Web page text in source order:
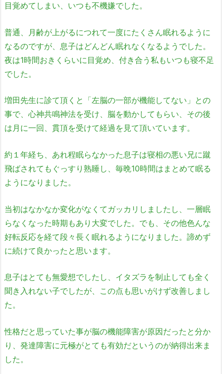
目覚めてしまい、いつも不機嫌でした。
普通、月齢が上がるにつれて一度にたくさん眠れるように
なるのですが、息子はどんどん眠れなくなるようでした。
夜は1時間おきくらいに目覚め、付き合う私もいつも寝不足
でした。
増田先生に診て頂くと「左脳の一部が機能してない」との
事で、心神共鳴神法を受け、脳を動かしてもらい、その後
は月に一回、貫頂を受けて経過を見て頂いています。
約１年経ち、あれ程眠らなかった息子は寝相の悪い兄に蹴
飛ばされてもぐっすり熟睡し、毎晩10時間はまとめて眠る
ようになりました。
当初はなかなか変化がなくてガッカリしましたし、一層眠
らなくなった時期もあり大変でした。でも、その他色んな
好転反応を経て段々長く眠れるようになりました。諦めず
に続けて良かったと思います。
息子はとても無愛想でしたし、イタズラを制止しても全く
聞き入れない子でしたが、この点も思いがけず改善しまし
た。
性格だと思っていた事が脳の機能障害が原因だったと分か
り、発達障害に元極がとても有効だというのが納得出来ま
した。